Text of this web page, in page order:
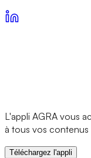
L'appli AGRA vous
à tous vos
Téléchargez l'appli